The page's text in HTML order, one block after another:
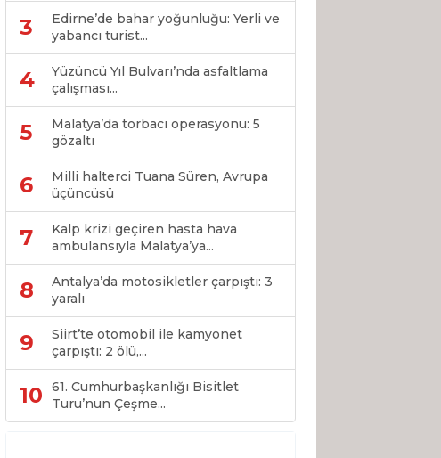
3
Edirne’de bahar yoğunluğu: Yerli ve
yabancı turist...
4
Yüzüncü Yıl Bulvarı’nda asfaltlama
çalışması...
5
Malatya’da torbacı operasyonu: 5
gözaltı
6
Milli halterci Tuana Süren, Avrupa
üçüncüsü
7
Kalp krizi geçiren hasta hava
ambulansıyla Malatya’ya...
8
Antalya’da motosikletler çarpıştı: 3
yaralı
9
Siirt’te otomobil ile kamyonet
çarpıştı: 2 ölü,...
10
61. Cumhurbaşkanlığı Bisitlet
Turu’nun Çeşme...